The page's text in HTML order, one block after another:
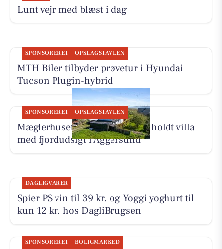
Lunt vejr med blæst i dag
SPONSORERET OPSLAGSTAVLEN
MTH Biler tilbyder prøvetur i Hyundai
Tucson Plugin-hybrid
SPONSORERET OPSLAGSTAVLEN
Mæglerhuset har ny pris på velholdt villa
med fjordudsigt i Aggersund
DAGLIGVARER
Spier PS vin til 39 kr. og Yoggi yoghurt til
kun 12 kr. hos DagliBrugsen
SPONSORERET BOLIGMARKED